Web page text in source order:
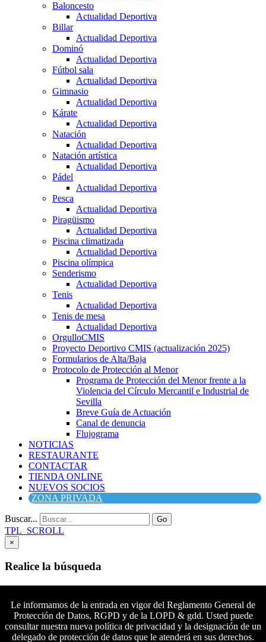
Baloncesto
Actualidad Deportiva
Billar
Actualidad Deportiva
Dominó
Actualidad Deportiva
Fútbol sala
Actualidad Deportiva
Gimnasio
Actualidad Deportiva
Kárate
Actualidad Deportiva
Natación
Actualidad Deportiva
Natación artística
Actualidad Deportiva
Pádel
Actualidad Deportiva
Pesca
Actualidad Deportiva
Piragüismo
Actualidad Deportiva
Piscina climatizada
Actualidad Deportiva
Piscina olímpica
Senderismo
Actualidad Deportiva
Tenis
Actualidad Deportiva
Tenis de mesa
Actualidad Deportiva
OrgulloCMIS
Proyecto Deportivo CMIS (actualización 2025)
Formularios de Alta/Baja
Protocolo de Protección al Menor
Programa de Protección del Menor frente a la
Violencia del Círculo Mercantil e Industrial de
Sevilla
Breve Guía de Actuación
Canal de denuncia
Flujograma
NOTICIAS
RESTAURANTE
CONTACTAR
TIENDA ONLINE
NUEVOS SOCIOS
ZONA PRIVADA
Buscar... Go
TPL_SCROLL
×
Realice la búsqueda
Buscar
Síguenos en Facebook
Síguenos en Twitter
Le informamos de la entrada en vigor del Reglamento General de
Protección de Datos, RGPD y de la LOPD & gdd. Usted puede
consultar nuestra nueva política de privacidad y la designación de un
delegado de protección de datos que le atenderá en sus derechos.